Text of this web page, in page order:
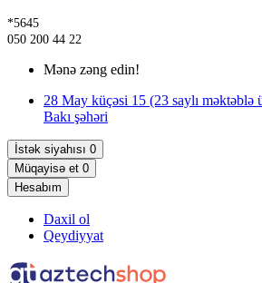
*5645
050 200 44 22
Mənə zəng edin!
28 May küçəsi 15 (23 saylı məktəblə
Bakı şəhəri
İstək siyahısı 0
Müqayisə et 0
Hesabım
Daxil ol
Qeydiyyat